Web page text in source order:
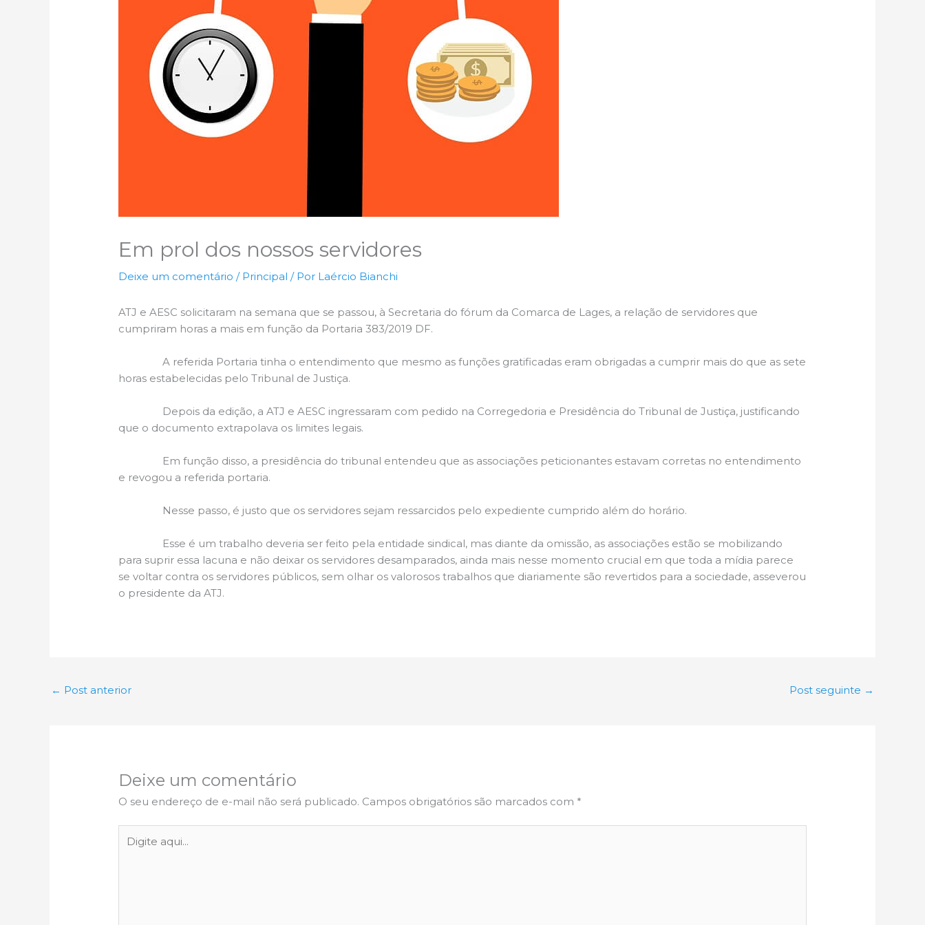
Em prol dos nossos servidores
Deixe um comentário / Principal / Por Laércio Bianchi
ATJ e AESC solicitaram na semana que se passou, à Secretaria do fórum da Comarca de Lages, a relação de servidores que
cumpriram horas a mais em função da Portaria 383/2019 DF.
A referida Portaria tinha o entendimento que mesmo as funções gratificadas eram obrigadas a cumprir mais do que as sete
horas estabelecidas pelo Tribunal de Justiça.
Depois da edição, a ATJ e AESC ingressaram com pedido na Corregedoria e Presidência do Tribunal de Justiça, justificando
que o documento extrapolava os limites legais.
Em função disso, a presidência do tribunal entendeu que as associações peticionantes estavam corretas no entendimento
e revogou a referida portaria.
Nesse passo, é justo que os servidores sejam ressarcidos pelo expediente cumprido além do horário.
Esse é um trabalho deveria ser feito pela entidade sindical, mas diante da omissão, as associações estão se mobilizando
para suprir essa lacuna e não deixar os servidores desamparados, ainda mais nesse momento crucial em que toda a mídia parece
se voltar contra os servidores públicos, sem olhar os valorosos trabalhos que diariamente são revertidos para a sociedade, asseverou
o presidente da ATJ.
← Post anterior Post seguinte →
Deixe um comentário
O seu endereço de e-mail não será publicado. Campos obrigatórios são marcados com *
aqui...